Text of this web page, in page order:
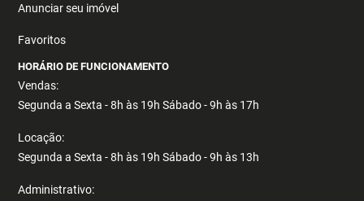
Anunciar seu imóvel
Favoritos
HORÁRIO DE FUNCIONAMENTO
Vendas:
Segunda a Sexta - 8h às 19h Sábado - 9h às 17h
Locação:
Segunda a Sexta - 8h às 19h Sábado - 9h às 13h
Administrativo: